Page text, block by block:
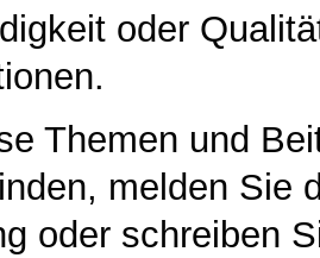
oder
Themen und
melden Sie
oder schreiben